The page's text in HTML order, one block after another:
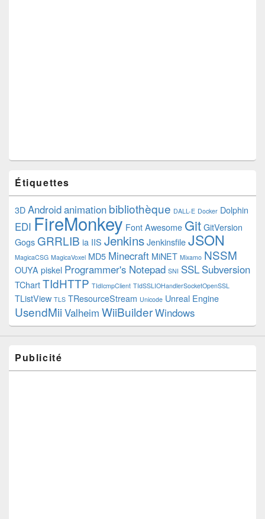
Étiquettes
3DAndroidanimation bibliothèque DALL-E Docker Dolphin
EDI FireMonkey Font Awesome GitGitVersion
Gogs GRRLIB ia IIS JenkinsJenkinsfileJSON
MagicaCSG MagicaVoxel MD5 Minecraft MiNET Mixamo NSSM
OUYA piskel Programmer's Notepad SNI SSL Subversion
TChartTIdHTTP TIdIcmpClient TIdSSLIOHandlerSocketOpenSSL
TListView TLS TResourceStream Unicode Unreal Engine
UsendMii Valheim WiiBuilderWindows
Publicité